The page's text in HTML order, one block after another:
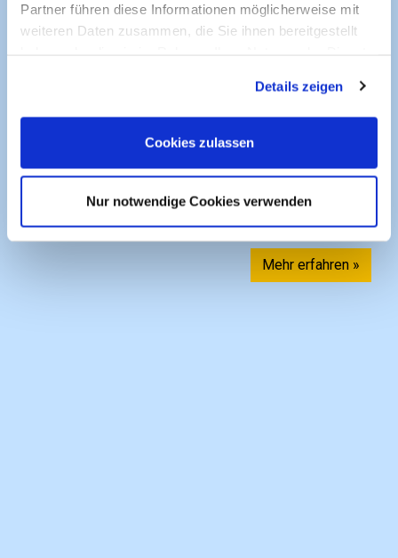
Partner führen diese Informationen möglicherweise mit
weiteren Daten zusammen, die Sie ihnen bereitgestellt
Cookies, wenn Sie unsere Webseite weiterhin nutzen.
Details zeigen
Cookies zulassen
Nur notwendige Cookies verwenden
Darf ich vorstellen: A.IX Capital
Risiko. Mit unseren Bots. Basierend auf
Starte jetzt Dein Investment-Cockpit und
erfahre, wie sich Investieren für jede und
jeden lohnt.
Mehr erfahren »